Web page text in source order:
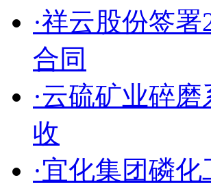
·祥云股份签
合同
·云硫矿业碎
收
·宜化集团磷